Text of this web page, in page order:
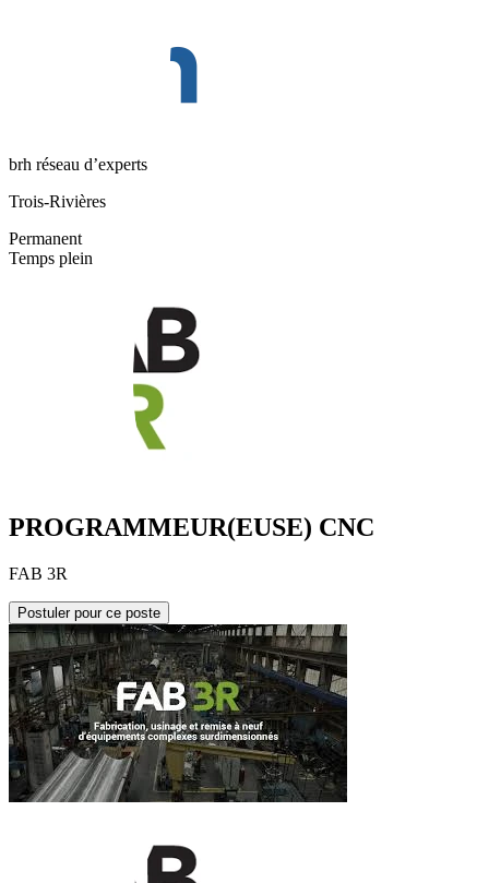
brh réseau d’experts
Trois-Rivières
Permanent
Temps plein
PROGRAMMEUR(EUSE) CNC
FAB 3R
Postuler pour ce poste